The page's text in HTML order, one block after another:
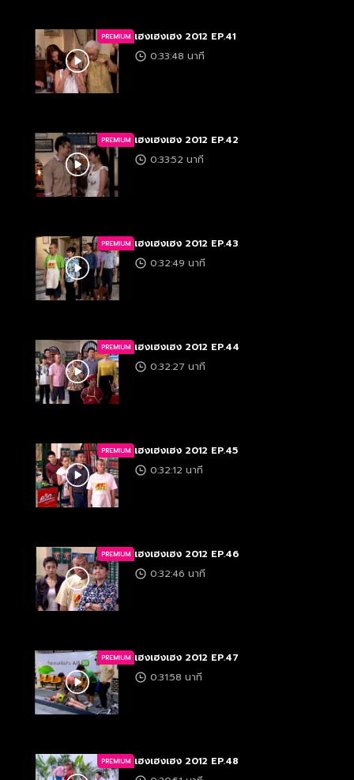
PREMIUM เฮงเฮงเฮง 2012 EP.41
0:33:48 นาที
PREMIUM เฮงเฮงเฮง 2012 EP.42
0:33:52 นาที
PREMIUM เฮงเฮงเฮง 2012 EP.43
0:32:49 นาที
PREMIUM เฮงเฮงเฮง 2012 EP.44
0:32:27 นาที
PREMIUM เฮงเฮงเฮง 2012 EP.45
0:32:12 นาที
PREMIUM เฮงเฮงเฮง 2012 EP.46
0:32:46 นาที
PREMIUM เฮงเฮงเฮง 2012 EP.47
0:31:58 นาที
PREMIUM เฮงเฮงเฮง 2012 EP.48